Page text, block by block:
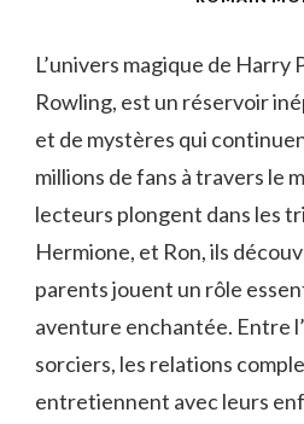
L’univers magique de Harry
Rowling, est un réservoir
et de mystères qui
millions de fans à travers le
lecteurs plongent dans les
Hermione, et Ron, ils
parents jouent un rôle
aventure enchantée. Entre
sorciers, les relations
entretiennent avec leurs